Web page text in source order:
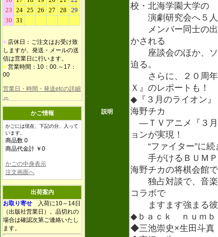
■ 店休日：ご注文はお受け致
しますが、発送・メールの送
信は営業日に行います。
■ 営業時間：10：00.～17：
00
営業日・時間・発送etcの詳細
→
かご情報
かごには現在、下記の分、入って
います。
商品数 0
商品代金計 ￥0
かごの中身表示
注文画面へ
出荷案内
お取り寄せ 入荷に10～14日
（出版社営業日）。品切れの
場合は確認次第ご連絡いたし
ます。
説明
校・北海学園大学の
演劇研究会へ５人
メンバー同士の出
かされる
座談会のほか、ソ
迫る。
さらに、２０周年
Ｘ』のレポートも！
◆『３月のライオン
海野チカ
―ＴＶアニメ『３月
ョンが実現！
“ファイター”に続
手がけるＢＵＭＰ
海野チカの将棋会館
独占対談で、音楽
コラボで
ますます強まる彼
◆ｂａｃｋ ｎｕｍ
◆三池崇史×生田斗